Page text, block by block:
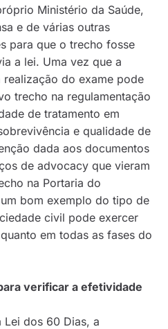
Ministério da Saúde,
e de várias outras
para que o trecho fosse
a lei. Uma vez que a
do exame pode
trecho na regulamentação
de tratamento em
e qualidade de
dada aos documentos
de advocacy que vieram
na Portaria do
bom exemplo do tipo de
civil pode exercer
em todas as fases do
verificar a efetividade
dos 60 Dias, a